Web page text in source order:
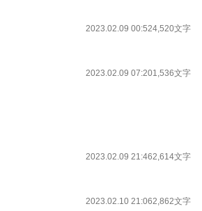
2023.02.09 00:524,520文字
2023.02.09 07:201,536文字
2023.02.09 21:462,614文字
2023.02.10 21:062,862文字